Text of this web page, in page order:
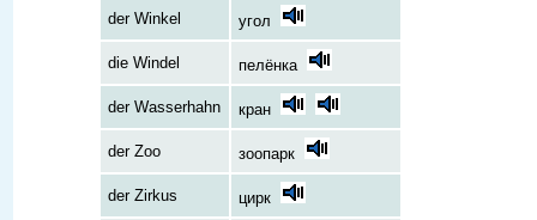
der Winkel угол
die Windel пелёнка
der Wasserhahn кран
der Zoo зоопарк
der Zirkus цирк